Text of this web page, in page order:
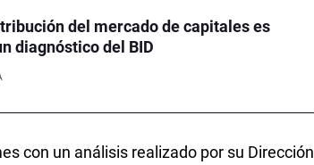
del mercado de capitales es
diagnóstico del BID
con un análisis realizado por su Dirección